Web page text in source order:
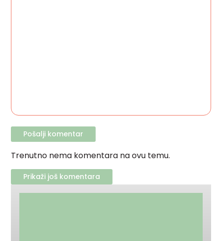
Trenutno nema komentara na ovu temu.
Prikaži još komentara